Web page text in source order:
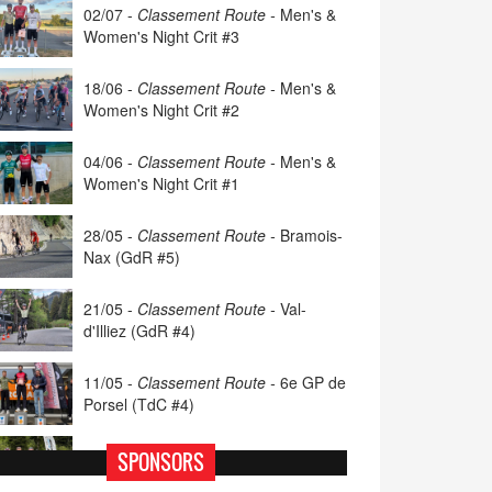
02/07 - Classement Route - Men's &
Women's Night Crit #3
18/06 - Classement Route - Men's &
Women's Night Crit #2
04/06 - Classement Route - Men's &
Women's Night Crit #1
28/05 - Classement Route - Bramois-
Nax (GdR #5)
21/05 - Classement Route - Val-
d'Illiez (GdR #4)
11/05 - Classement Route - 6e GP de
Porsel (TdC #4)
07/05 -Classement Route -Blonay-
Les Pléiades (GdR #3)
SPONSORS